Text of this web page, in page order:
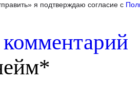
я подтверждаю согласие с